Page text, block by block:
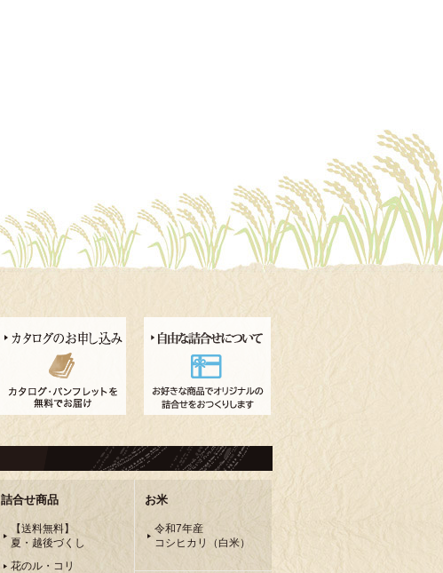
詰合せ商品
【送料無料】
夏・越後づくし
花のル・コリ
お米
令和7年産
コシヒカリ（白米）